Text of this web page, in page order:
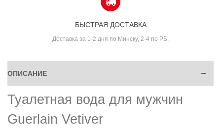
БЫСТРАЯ ДОСТАВКА
Доставка за 1-2 дня по Минску, 2-4 по РБ.
ОПИСАНИЕ
Туалетная вода для мужчин
Guerlain Vetiver